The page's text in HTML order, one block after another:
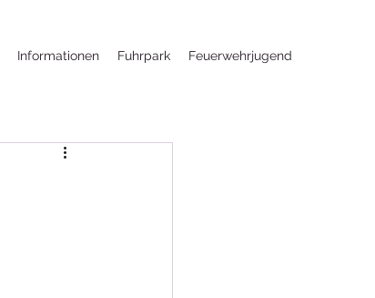
Informationen Fuhrpark Feuerwehrjugend